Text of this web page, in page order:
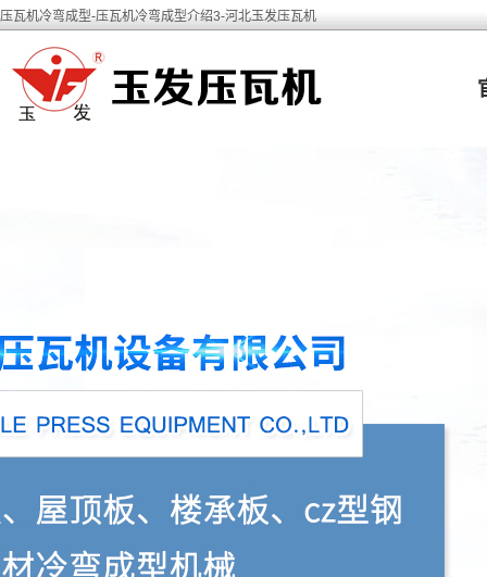
压瓦机冷弯成型-压瓦机冷弯成型介绍3-河北玉发压瓦机